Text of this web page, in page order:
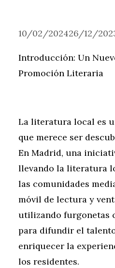
10/02/202426/12/
Introducción: Un
Promoción Literaria
La literatura local es
que merece ser
En Madrid, una
llevando la literatura
las comunidades
móvil de lectura y
utilizando furgonetas
para difundir el
enriquecer la
los residentes.